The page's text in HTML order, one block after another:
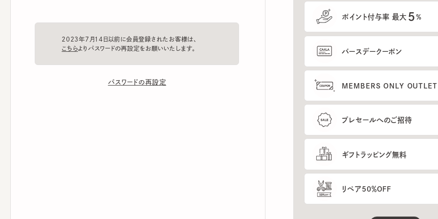
2023年7月14日以前に会員登録されたお客様は、
パスワードの再設定
ポイント付与率 最大 %
バースデークーポン
MEMBERS ONLY OUTLETのご
プレセールへのご招待
ギフトラッピング無料
リペア50％OFF